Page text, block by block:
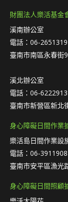
財團法人樂活基金
溪南辦公室
電話：06-
臺南市南區永春街
溪北辦公室
電話：06-
臺南市新營區新北
身心障礙日間作業
樂活島日間作業設
電話：06-
臺南市安平區漁光
身心障礙日間照顧